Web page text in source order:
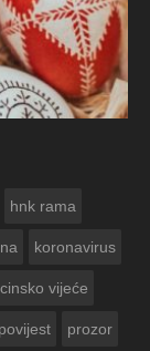
hnk rama
koronavirus
vijeće
povijest prozor